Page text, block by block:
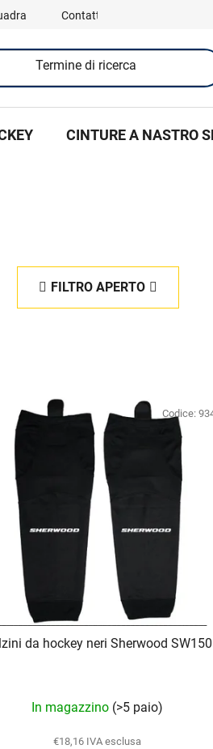
Contatti
CINTURE A NASTRO
FILTRO APERTO
da hockey neri Sherwood SW150
valutazione
media
In magazzino (>5 paio)
€18,16 IVA esclusa
Codice: